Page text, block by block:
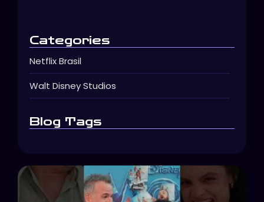
Categories
Netflix Brasil
Walt Disney Studios
Blog Tags